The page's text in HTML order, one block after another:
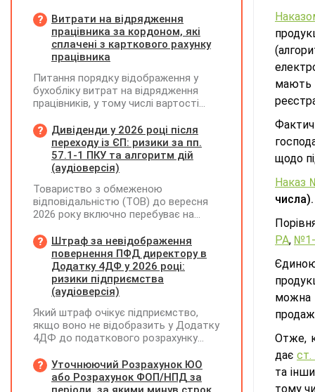
мають
щодо
Наказ
числа).
РА,
можна
продаж
Отже,
дає
та
тому
Витрати на відрядження
працівника за кордоном, які
сплачені з карткового рахунку
працівника
Питання порядку відображення у
бухобліку витрат на відрядження
працівників, у тому числі вартості
карткового рахунку працівника та
підтвердження таких операцій
первинними документами, належать
до компетенції Мінфіну
Дивіденди у 2026 році після
переходу із ЄП: ризики за пп.
57.1-1 ПКУ та алгоритм дій
(аудіоверсія)
Товариство з обмеженою
відповідальністю (ТОВ) до вересня
2026 року включно перебуває на
(єдиний податок, 3 група, ставка 5%,
неплатник ПДВ). З 1 жовтня 2026
року підприємство переходить на
загальну систему оподаткування
(стає платником податку на
діяльності у періоді 2024–2025 років
(під час перебування на спрощеній
системі) підприємство отримало
нерозподіленого прибутку в балансі
становить 18 млн грн. Наприкінці
Штраф за невідображення
повернення ПФД директору в
Додатку 4ДФ у 2026 році:
ризики підприємства
(аудіоверсія)
Який штраф очікує підприємство,
якщо воно не відобразить у Додатку
4ДФ до податкового розрахунку
допомоги (ПФД) директору?
Уточнюючий Розрахунок ЮО
або Розрахунок ФОП/НПД за